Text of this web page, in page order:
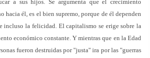
a sus hijos. Se argumenta que el crecimiento
hacia él, es el bien supremo, porque de él dependen
incluso la felicidad. El capitalismo se erige sobre la
económico constante. Y mientras que en la Edad
fueron destruidas por "justa" ira por las "guerras